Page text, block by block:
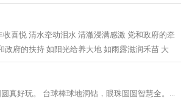
潮 发...
喜悦 清水牵动泪水 清澈浸满感激 党和政府的牵
政府的扶持 如阳光给养大地 如雨露滋润禾苗 大
了 乡村...
真好玩。 台球棒球地洞钻，眼珠圆圆智慧全。...